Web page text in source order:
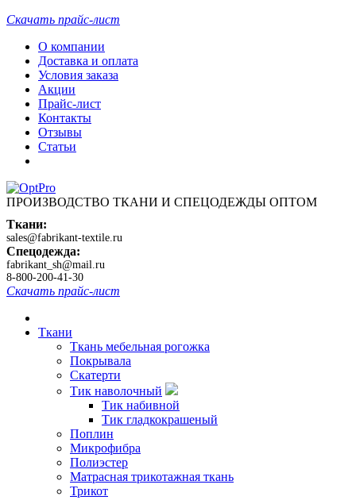
Скачать прайс-лист
О компании
Доставка и оплата
Условия заказа
Акции
Прайс-лист
Контакты
Отзывы
Статьи
ПРОИЗВОДСТВО ТКАНИ И СПЕЦОДЕЖДЫ ОПТОМ
Ткани:
sales@fabrikant-textile.ru
Спецодежда:
fabrikant_sh@mail.ru
8-800-200-41-30
Скачать прайс-лист
Ткани
Ткань мебельная рогожка
Покрывала
Скатерти
Тик наволочный
Тик набивной
Тик гладкокрашеный
Поплин
Микрофибра
Полиэстер
Матрасная трикотажная ткань
Трикот